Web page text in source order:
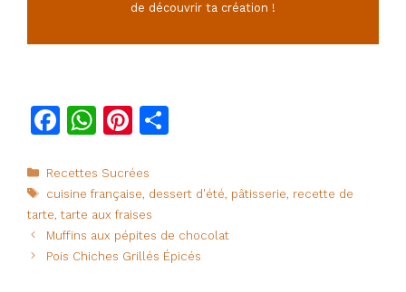
de découvrir ta création !
F
c
e
b
o
W
at
s
A
p
Pi
te
re
st
g
er
Catégories
Recettes Sucrées
Étiquettes
cuisine française, dessert d'été, pâtisserie, recette de
tarte,tarte aux fraises
Muffins aux pépites de chocolat
Pois Chiches Grillés Épicés